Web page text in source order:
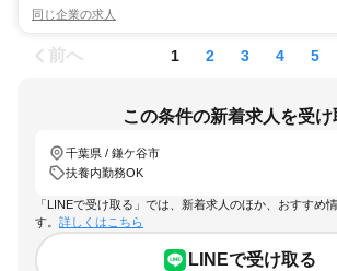
同じ企業の求人
前へ 1 2 3 4 5
この条件の新着求人を受け
千葉県 / 鎌ケ谷市
扶養内勤務OK
「LINEで受け取る」では、新着求人のほか、おすすめ
す。 詳しくはこちら
LINEで受け取る